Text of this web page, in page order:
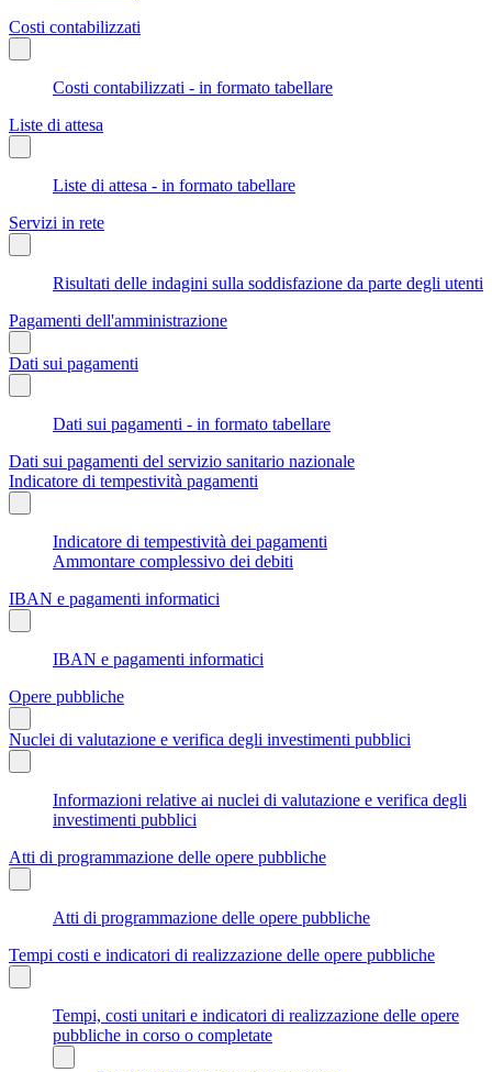
Costi contabilizzati
Costi contabilizzati - in formato tabellare
Liste di attesa
Liste di attesa - in formato tabellare
Servizi in rete
Risultati delle indagini sulla soddisfazione da parte degli utenti
Pagamenti dell'amministrazione
Dati sui pagamenti
Dati sui pagamenti - in formato tabellare
Dati sui pagamenti del servizio sanitario nazionale
Indicatore di tempestività pagamenti
Indicatore di tempestività dei pagamenti
Ammontare complessivo dei debiti
IBAN e pagamenti informatici
IBAN e pagamenti informatici
Opere pubbliche
Nuclei di valutazione e verifica degli investimenti pubblici
Informazioni relative ai nuclei di valutazione e verifica degli
investimenti pubblici
Atti di programmazione delle opere pubbliche
Atti di programmazione delle opere pubbliche
Tempi costi e indicatori di realizzazione delle opere pubbliche
Tempi, costi unitari e indicatori di realizzazione delle opere
pubbliche in corso o completate